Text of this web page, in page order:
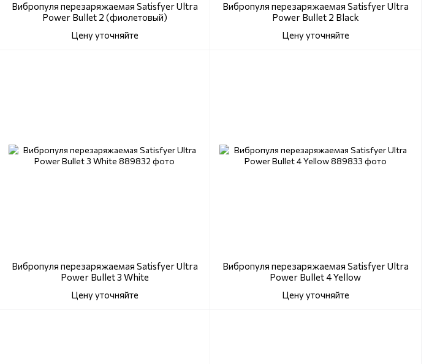
Вибропуля перезаряжаемая Satisfyer Ultra
Power Bullet 2 (фиолетовый)
Цену уточняйте
Вибропуля перезаряжаемая Satisfyer Ultra
Power Bullet 2 Black
Цену уточняйте
Вибропуля перезаряжаемая Satisfyer Ultra
Power Bullet 3 White
Цену уточняйте
Вибропуля перезаряжаемая Satisfyer Ultra
Power Bullet 4 Yellow
Цену уточняйте